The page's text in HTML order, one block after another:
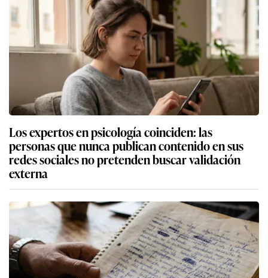
Los expertos en psicología coinciden: las
personas que nunca publican contenido en sus
redes sociales no pretenden buscar validación
externa